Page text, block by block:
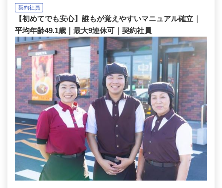
契約社員
【初めてでも安心】誰もが覚えやすいマニュアル確立｜
平均年齢49.1歳｜最大9連休可｜契約社員